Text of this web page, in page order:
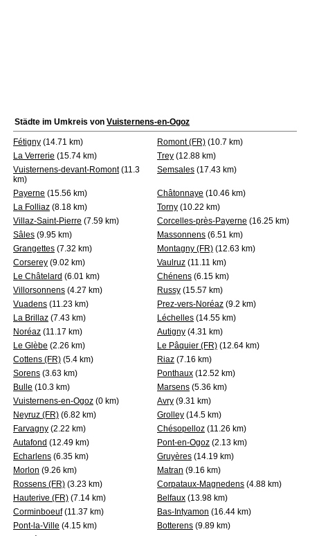
Städte im Umkreis von Vuisternens-en-Ogoz
Fétigny (14.71 km) Romont (FR) (10.7 km)
La Verrerie (15.74 km) Trey (12.88 km)
Vuisternens-devant-Romont(11.3
km)
Semsales (17.43 km)
Payerne (15.56 km) Châtonnaye (10.46 km)
La Folliaz (8.18 km) Torny (10.22 km)
Villaz-Saint-Pierre (7.59 km) Corcelles-près-Payerne (16.25 km)
Sâles (9.95 km) Massonnens (6.51 km)
Grangettes (7.32 km) Montagny (FR) (12.63 km)
Corserey (9.02 km) Vaulruz (11.11 km)
Le Châtelard (6.01 km) Chénens (6.15 km)
Villorsonnens (4.27 km) Russy (15.57 km)
Vuadens (11.23 km) Prez-vers-Noréaz (9.2 km)
La Brillaz (7.43 km) Léchelles (14.55 km)
Noréaz (11.17 km) Autigny (4.31 km)
Le Glèbe (2.26 km) Le Pâquier (FR) (12.64 km)
Cottens (FR) (5.4 km) Riaz (7.16 km)
Sorens (3.63 km) Ponthaux (12.52 km)
Bulle (10.3 km) Marsens (5.36 km)
Vuisternens-en-Ogoz (0 km) Avry (9.31 km)
Neyruz (FR) (6.82 km) Grolley (14.5 km)
Farvagny (2.22 km) Chésopelloz (11.26 km)
Autafond (12.49 km) Pont-en-Ogoz (2.13 km)
Echarlens (6.35 km) Gruyères (14.19 km)
Morlon (9.26 km) Matran (9.16 km)
Rossens (FR) (3.23 km) Corpataux-Magnedens (4.88 km)
Hauterive (FR) (7.14 km) Belfaux (13.98 km)
Corminboeuf(11.37 km) Bas-Intyamon (16.44 km)
Pont-la-Ville (4.15 km) Botterens (9.89 km)